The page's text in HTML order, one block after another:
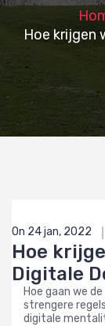
Hoe krijgen
On 24 jan, 2022
Hoe
Digitale
Hoe gaan we
strengere
digitale